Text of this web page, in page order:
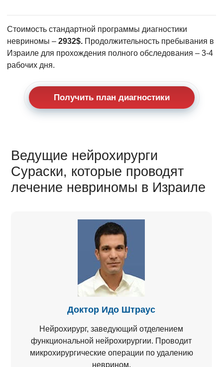
Стоимость стандартной программы диагностики
невриномы –
2932$. Продолжительность пребывания в
Израиле для прохождения полного обследования – 3-4
рабочих дня.
Получить план диагностики
Ведущие нейрохирурги
Сураски, которые проводят
лечение невриномы в Израиле
Доктор Идо Штраус
Нейрохирург, заведующий отделением
функциональной нейрохирургии. Проводит
микрохирургические операции по удалению
неврином.